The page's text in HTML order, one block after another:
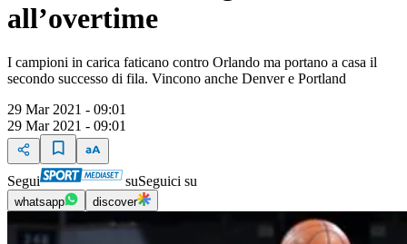
all’overtime
I campioni in carica faticano contro Orlando ma portano a casa il
secondo successo di fila. Vincono anche Denver e Portland
29 Mar 2021 - 09:01
29 Mar 2021 - 09:01
Segui suSeguici su
whatsapp discover